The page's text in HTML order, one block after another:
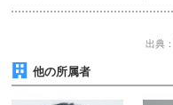
出典
他の所属者